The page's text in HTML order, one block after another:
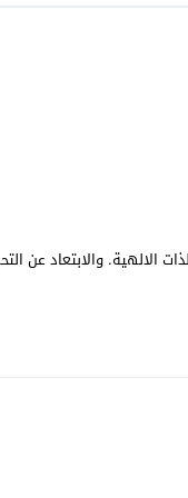
الالهية. والابتعاد عن